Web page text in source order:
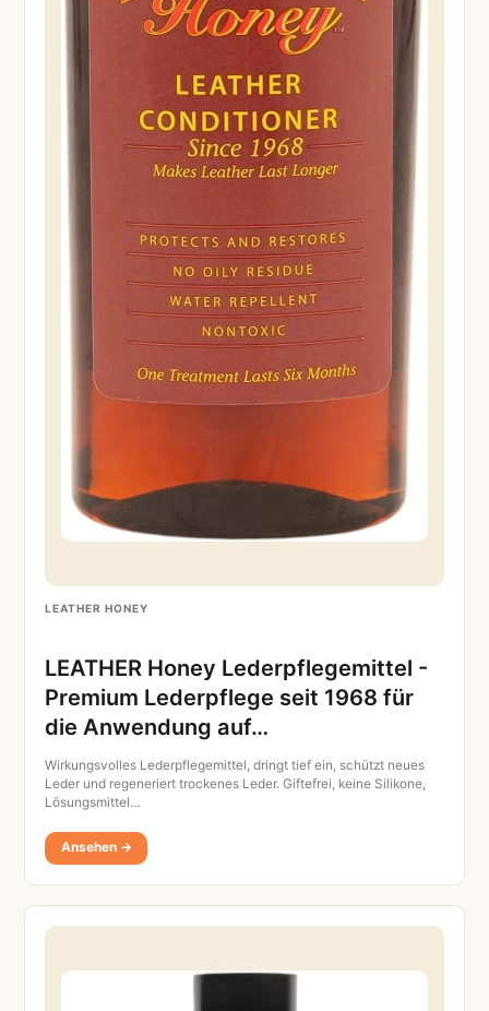
LEATHER HONEY
LEATHER Honey Lederpflegemittel -
Premium Lederpflege seit 1968 für
die Anwendung auf…
Wirkungsvolles Lederpflegemittel, dringt tief ein, schützt neues
Leder und regeneriert trockenes Leder. Giftefrei, keine Silikone,
Lösungsmittel…
Ansehen →